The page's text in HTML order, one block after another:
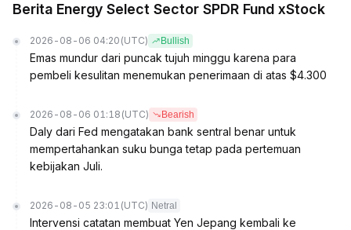
Berita Energy Select Sector SPDR Fund xStock
2026-08-06 04:20 (UTC) Bullish
Emas mundur dari puncak tujuh minggu karena para
pembeli kesulitan menemukan penerimaan di atas $4.300
2026-08-06 01:18 (UTC) Bearish
Daly dari Fed mengatakan bank sentral benar untuk
mempertahankan suku bunga tetap pada pertemuan
kebijakan Juli.
2026-08-05 23:01 (UTC) Netral
Intervensi catatan membuat Yen Jepang kembali ke